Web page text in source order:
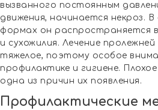
вызванного постоянным
движения, начинается некроз. В
формах он распространяется
и сухожилия. Лечение
тяжелое, поэтому особое
профилактике и гигиене.
одна из причин их появления.
Профилактические